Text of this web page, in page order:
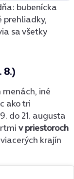
bubenícka
prehliadky,
sa všetky
8.)
iné
ako tri
do 21. augusta
v priestoroch
krajín